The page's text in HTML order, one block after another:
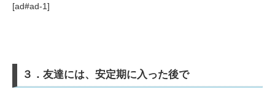
[ad#ad-1]
３．友達には、安定期に入った後で